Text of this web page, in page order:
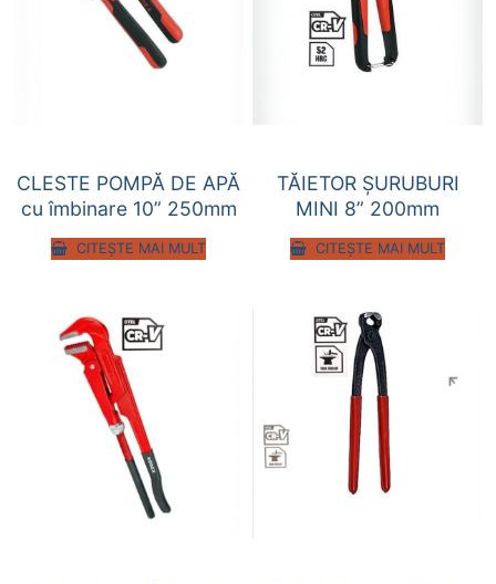
CLESTE POMPĂ DE APĂ
cu îmbinare 10” 250mm
CITEȘTE MAI MULT
TĂIETOR ȘURUBURI
MINI 8” 200mm
CITEȘTE MAI MULT